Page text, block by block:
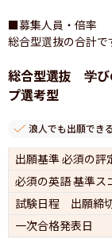
■募集人員・倍率
総合型選抜の合計で
総合型選抜 学び
プ選考型
浪人でも出願できる
出願基準 必須の評
必須の英語 基準ス
試験日程 出願締
一次合格発表日